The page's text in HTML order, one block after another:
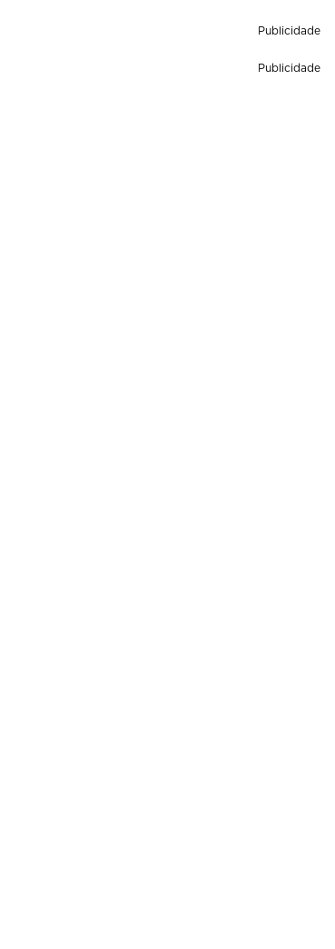
Publicidade
Publicidade